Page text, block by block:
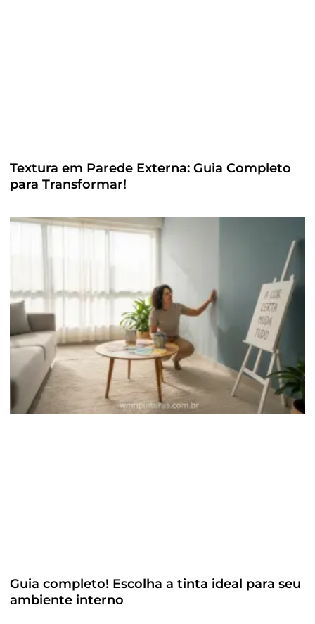
Textura em Parede Externa: Guia Completo
para Transformar!
Guia completo! Escolha a tinta ideal para seu
ambiente interno